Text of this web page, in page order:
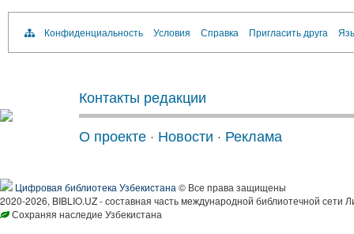
Конфиденциальность Условия Справка Пригласить друга
Контакты редакции
О проекте · Новости · Реклама
Цифровая библиотека Узбекистана © Все права защищены
2020-2026, BIBLIO.UZ - составная часть международной библиотечной сети
Сохраняя наследие Узбекистана